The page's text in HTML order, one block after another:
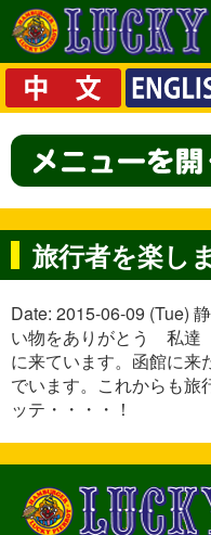
旅行者を楽し
Date: 2015-06-09 (Tue)
い物をありがとう 私達
に来ています。函館に来
でいます。これからも旅
ッテ・・・・！